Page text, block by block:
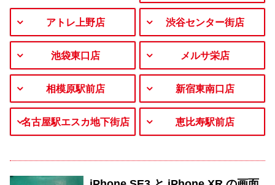
アトレ上野店 渋谷センター街店
池袋東口店 メルサ栄店
相模原駅前店 新宿東南口店
名古屋駅エスカ地下街店 恵比寿駅前店